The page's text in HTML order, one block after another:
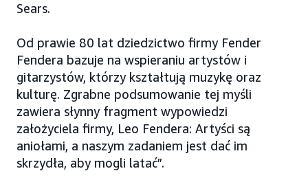
Sears.
Od prawie 80 lat dziedzictwo firmy Fender
Fendera bazuje na wspieraniu artystów i
gitarzystów, którzy kształtują muzykę oraz
kulturę. Zgrabne podsumowanie tej myśli
zawiera słynny fragment wypowiedzi
założyciela firmy, Leo Fendera: Artyści są
aniołami, a naszym zadaniem jest dać im
skrzydła, aby mogli latać”.